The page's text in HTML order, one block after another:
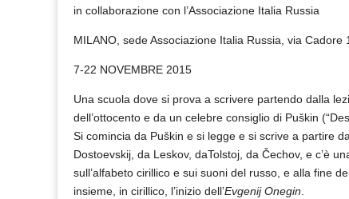
in collaborazione con l’Associazione Italia Russia
MILANO, sede Associazione Italia Russia, via Cadore
7-22 NOVEMBRE 2015
Una scuola dove si prova a scrivere partendo dalla
dell’ottocento e da un celebre consiglio di Puškin
Si comincia da Puškin e si legge e si scrive a partire
Dostoevskij, da Leskov, daTolstoj, da Čechov, e c’è
sull’alfabeto cirillico e sui suoni del russo, e alla fine
insieme, in cirillico, l’inizio dell’Evgenij Onegin